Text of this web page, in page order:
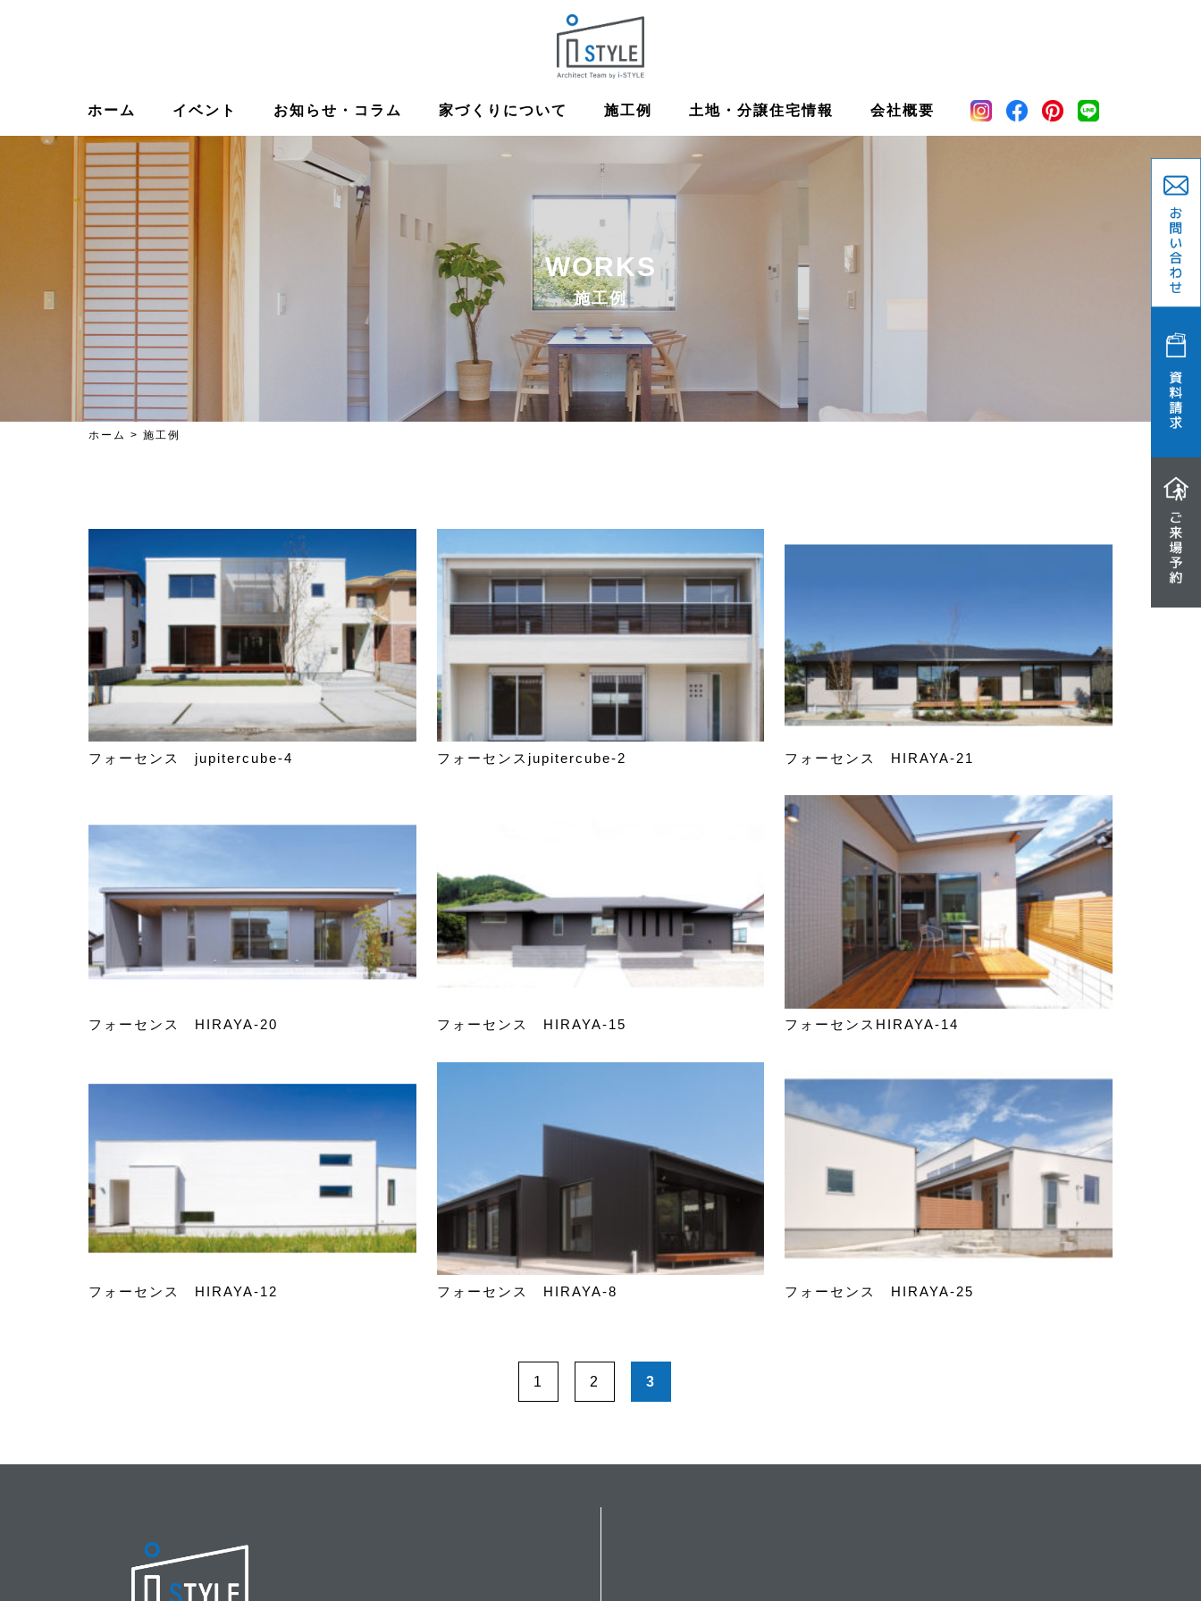
ホーム イベント お知らせ・コラム 家づくりについて 施工例 土地・分譲住宅情報 会社概要
WORKS
施工例
ホーム > 施工例
フォーセンス jupitercube-4 フォーセンスjupitercube-2 フォーセンス HIRAYA-21
フォーセンス HIRAYA-20 フォーセンス HIRAYA-15 フォーセンスHIRAYA-14
フォーセンス HIRAYA-12 フォーセンス HIRAYA-8 フォーセンス HIRAYA-25
1 2 3